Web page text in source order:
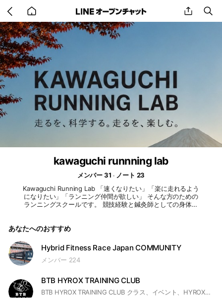
back
to
home
share
kawaguchi runnning lab
メンバー 31
ノート 23
Kawaguchi Running Lab 「速くなりたい」「楽に走れるよう
になりたい」「ランニング仲間が欲しい」 そんな方のための
ランニングスクールです。 競技経験と鍼灸師としての身体の
者、記録更新を目指すランナー、HYROX挑戦者まで大歓迎。
あなたへのおすすめ
Hybrid Fitness Race Japan COMMUNITY
メンバー 224
BTB HYROX TRAINING CLUB
BTB HYROX TRAINING CLUB クラス、イベント、HYROX大会に関する情報など